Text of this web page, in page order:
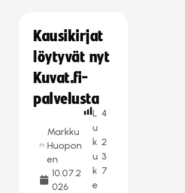
Kausikirjat
löytyvät nyt
Kuvat.fi-
palvelusta
Markku
Huopon
en
10.07.2
026
L
u
k
u
k
e
4
2
3
7